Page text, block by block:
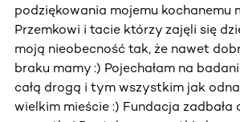
podziękowania mojemu kochanemu
Przemkowi i tacie którzy zajęli się
moją nieobecność tak, że nawet
braku mamy :) Pojechałam na
całą drogą i tym wszystkim jak
wielkim mieście :) Fundacja zadbała